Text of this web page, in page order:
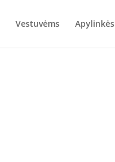
Vestuvėms Apylinkės